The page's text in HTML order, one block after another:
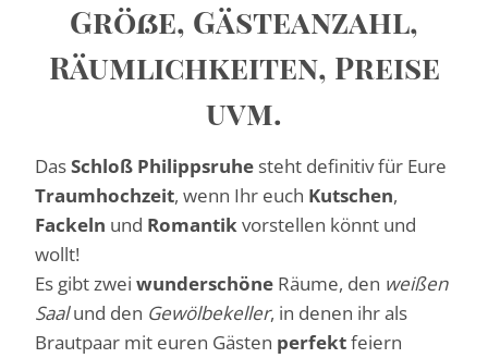
Größe, Gästeanzahl,
Räumlichkeiten, Preise
uvm.
DasSchloß Philippsruhe steht definitiv für Eure
Traumhochzeit, wenn Ihr euch Kutschen,
Fackeln und Romantikvorstellen könnt und
wollt!
Es gibt zwei wunderschöne Räume, den weißen
Saalund den Gewölbekeller, in denen ihr als
Brautpaar mit euren Gästen perfektfeiern